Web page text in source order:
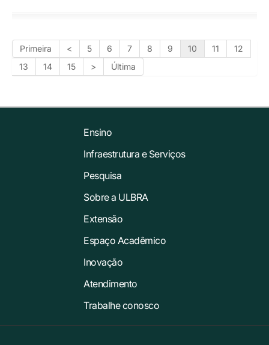
Primeira < 5 6 7 8 9 10 11
12
13
14 15 > Última
Ensino
Infraestrutura e Serviços
Pesquisa
Sobre a ULBRA
Extensão
Espaço Acadêmico
Inovação
Atendimento
Trabalhe conosco